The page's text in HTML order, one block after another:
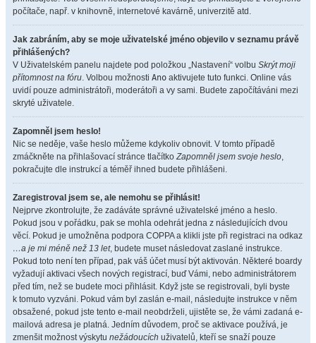
počítače, např. v knihovně, internetové kavárně, univerzitě atd.
Jak zabráním, aby se moje uživatelské jméno objevilo v seznamu právě
přihlášených?
V Uživatelském panelu najdete pod položkou „Nastavení“ volbu Skrýt moji
přítomnost na fóru. Volbou možnosti Ano aktivujete tuto funkci. Online vás
uvidí pouze administrátoři, moderátoři a vy sami. Budete započítáváni mezi
skryté uživatele.
Zapomněl jsem heslo!
Nic se neděje, vaše heslo můžeme kdykoliv obnovit. V tomto případě
zmáčkněte na přihlašovací stránce tlačítkoZapomněl jsem svoje heslo,
pokračujte dle instrukcí a téměř ihned budete přihlášeni.
Zaregistroval jsem se, ale nemohu se přihlásit!
Nejprve zkontrolujte, že zadáváte správné uživatelské jméno a heslo.
Pokud jsou v pořádku, pak se mohla odehrát jedna z následujících dvou
věcí. Pokud je umožněna podpora COPPA a klikli jste při registraci na odkaz
…a je mi méně než 13 let, budete muset následovat zaslané instrukce.
Pokud toto není ten případ, pak váš účet musí být aktivován. Některé boardy
vyžadují aktivaci všech nových registrací, buď Vámi, nebo administrátorem
před tím, než se budete moci přihlásit. Když jste se registrovali, byli byste
k tomuto vyzváni. Pokud vám byl zaslán e-mail, následujte instrukce v něm
obsažené, pokud jste tento e-mail neobdrželi, ujistěte se, že vámi zadaná e-
mailová adresa je platná. Jedním důvodem, proč se aktivace používá, je
zmenšit možnost výskytu nežádoucích uživatelů, kteří se snaží pouze